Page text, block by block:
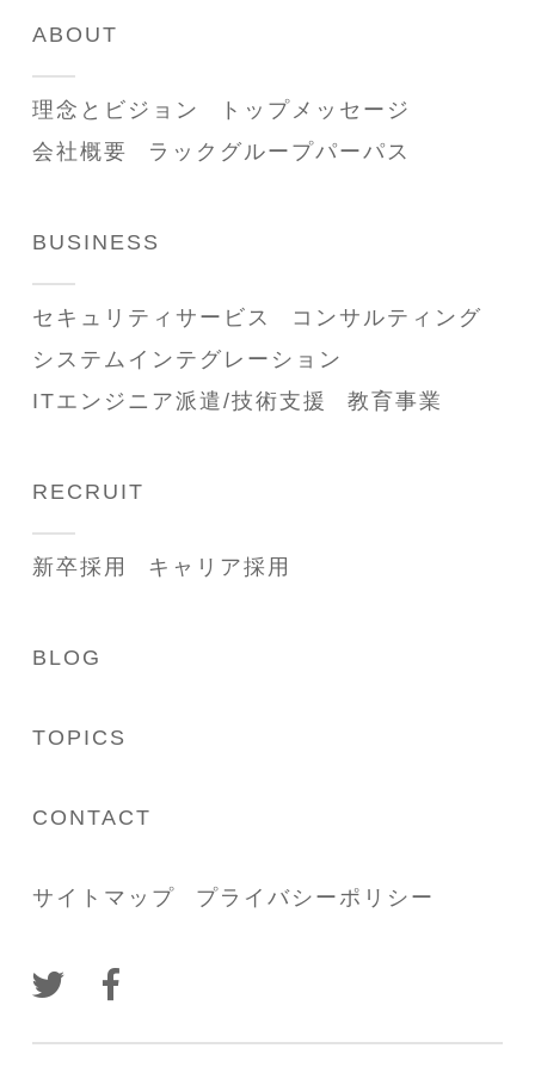
ABOUT
理念とビジョン
トップメッセージ
会社概要
ラックグループパーパス
BUSINESS
セキュリティサービス
コンサルティング
システムインテグレーション
ITエンジニア派遣/技術支援
教育事業
RECRUIT
新卒採用 キャリア採用
BLOG
TOPICS
CONTACT
サイトマップ プライバシーポリシー